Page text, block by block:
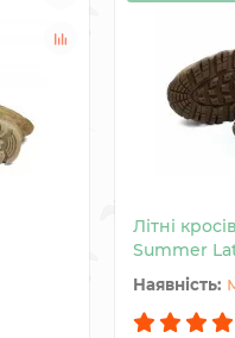
Літні
Summer